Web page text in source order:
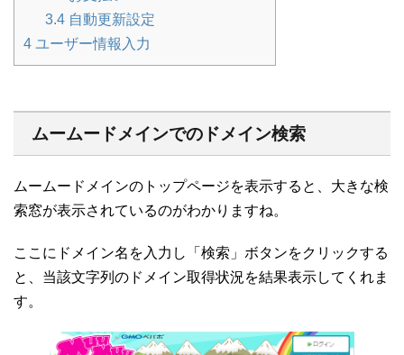
3.4 自動更新設定
4 ユーザー情報入力
ムームードメインでのドメイン検索
ムームードメインのトップページを表示すると、大きな検
索窓が表示されているのがわかりますね。
ここにドメイン名を入力し「検索」ボタンをクリックする
と、当該文字列のドメイン取得状況を結果表示してくれま
す。